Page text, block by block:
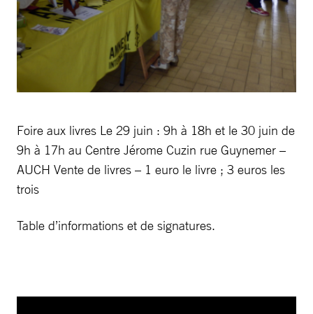
Foire aux livres Le 29 juin : 9h à 18h et le 30 juin de
9h à 17h au Centre Jérome Cuzin rue Guynemer –
AUCH Vente de livres – 1 euro le livre ; 3 euros les
trois
Table d’informations et de signatures.